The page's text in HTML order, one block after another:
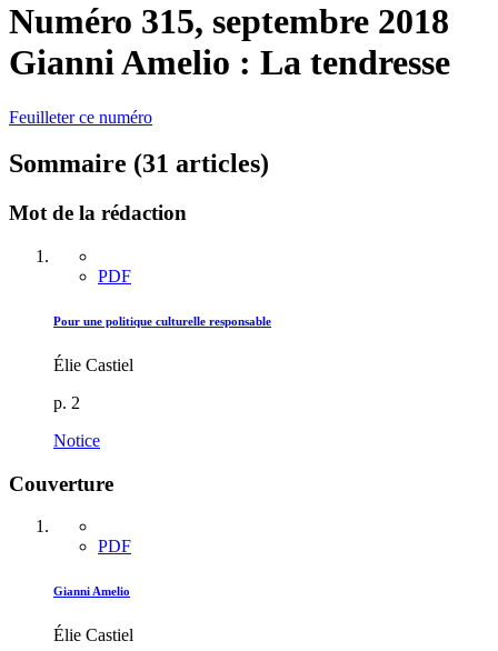
Numéro 315, septembre 2018
Gianni Amelio : La tendresse
Feuilleter ce numéro
Sommaire (31 articles)
Mot de la rédaction
PDF
Pour une politique culturelle responsable
Élie Castiel
p. 2
Notice
Couverture
PDF
Gianni Amelio
Élie Castiel